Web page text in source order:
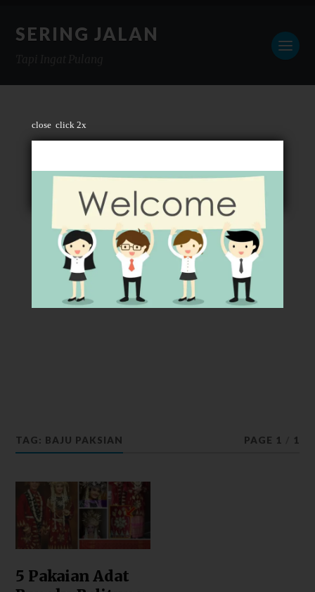
close click 2x
SERING JALAN
TAG: BAJU PAKSIAN PAGE 1 1
5 Pakaian Adat